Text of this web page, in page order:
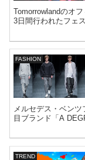
Tomorrowlandのオ
3日間行われたフェ
FASHION
メルセデス・ベン
目ブランド「A
TREND